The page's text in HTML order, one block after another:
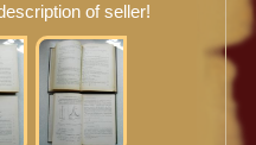
of seller!